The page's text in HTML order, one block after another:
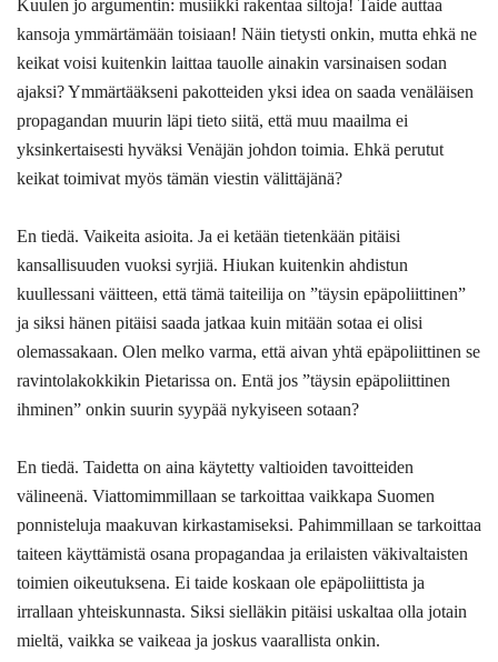
Kuulen jo argumentin: musiikki rakentaa siltoja! Taide auttaa
kansoja ymmärtämään toisiaan! Näin tietysti onkin, mutta ehkä ne
keikat voisi kuitenkin laittaa tauolle ainakin varsinaisen sodan
ajaksi? Ymmärtääkseni pakotteiden yksi idea on saada venäläisen
propagandan muurin läpi tieto siitä, että muu maailma ei
yksinkertaisesti hyväksi Venäjän johdon toimia. Ehkä perutut
keikat toimivat myös tämän viestin välittäjänä?
En tiedä. Vaikeita asioita. Ja ei ketään tietenkään pitäisi
kansallisuuden vuoksi syrjiä. Hiukan kuitenkin ahdistun
kuullessani väitteen, että tämä taiteilija on ”täysin epäpoliittinen”
ja siksi hänen pitäisi saada jatkaa kuin mitään sotaa ei olisi
olemassakaan. Olen melko varma, että aivan yhtä epäpoliittinen se
ravintolakokkikin Pietarissa on. Entä jos ”täysin epäpoliittinen
ihminen” onkin suurin syypää nykyiseen sotaan?
En tiedä. Taidetta on aina käytetty valtioiden tavoitteiden
välineenä. Viattomimmillaan se tarkoittaa vaikkapa Suomen
ponnisteluja maakuvan kirkastamiseksi. Pahimmillaan se tarkoittaa
taiteen käyttämistä osana propagandaa ja erilaisten väkivaltaisten
toimien oikeutuksena. Ei taide koskaan ole epäpoliittista ja
irrallaan yhteiskunnasta. Siksi sielläkin pitäisi uskaltaa olla jotain
mieltä, vaikka se vaikeaa ja joskus vaarallista onkin.